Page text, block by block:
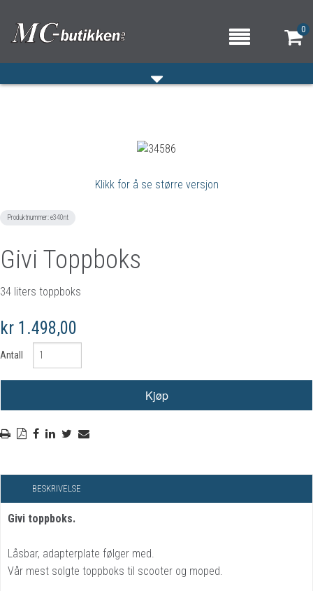
0
OM OSS/ÅPNINGSTIDER
KONTAKT OSS
Klikk for å se større versjon
Produktnummer:e340nt
Givi Toppboks
34 liters toppboks
kr 1.498,00
Antall
BESKRIVELSE
Givi toppboks.
Låsbar, adapterplate følger med.
Vår mest solgte toppboks til scooter og moped.